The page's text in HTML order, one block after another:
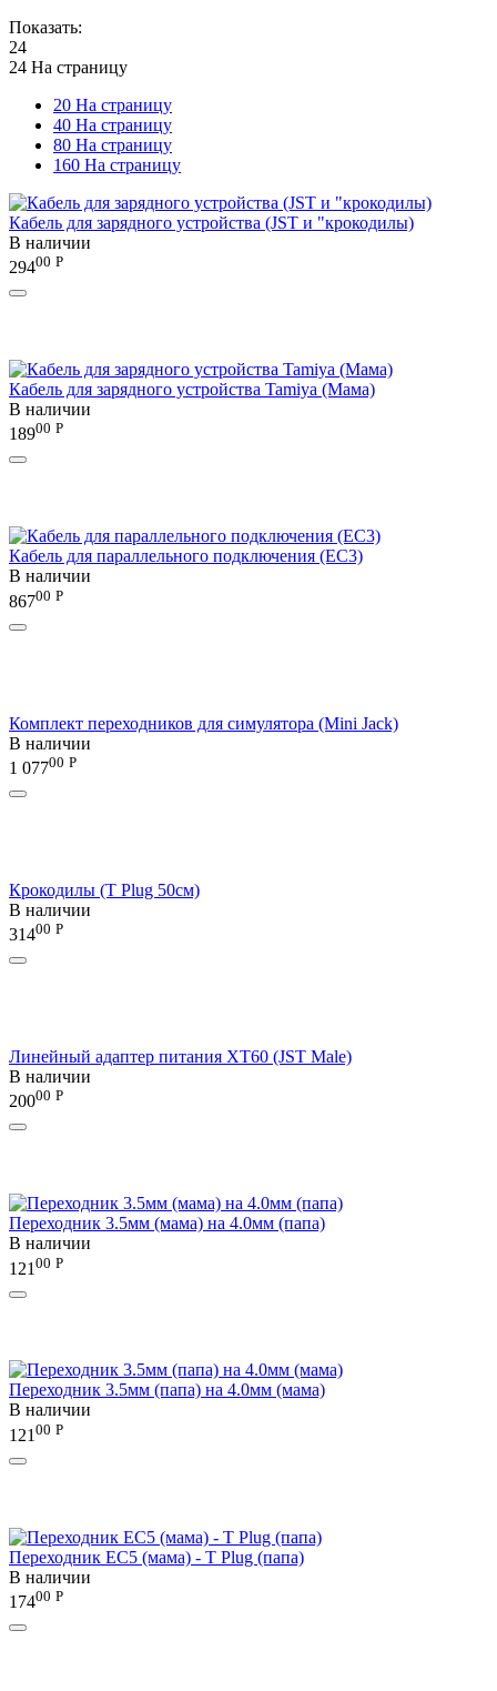
Показать:
24
24 На страницу
20 На страницу
40 На страницу
80 На страницу
160 На страницу
Кабель для зарядного устройства (JST и "крокодилы)
В наличии
29400 Р
Кабель для зарядного устройства Tamiya (Мама)
В наличии
18900 Р
Кабель для параллельного подключения (EC3)
В наличии
86700 Р
Комплект переходников для симулятора (Mini Jack)
В наличии
1 07700 Р
Крокодилы (T Plug 50см)
В наличии
31400 Р
Линейный адаптер питания XT60 (JST Male)
В наличии
20000 Р
Переходник 3.5мм (мама) на 4.0мм (папа)
В наличии
121 00 Р
Переходник 3.5мм (папа) на 4.0мм (мама)
В наличии
121 00 Р
Переходник EC5 (мама) - T Plug (папа)
В наличии
17400 Р